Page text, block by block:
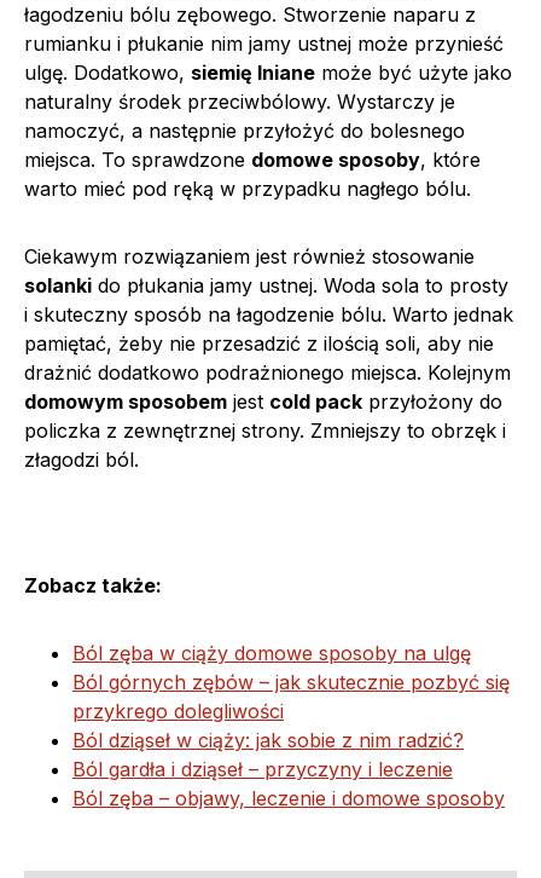
łagodzeniu bólu zębowego. Stworzenie naparu z
rumianku i płukanie nim jamy ustnej może przynieść
ulgę. Dodatkowo, siemię lniane może być użyte jako
naturalny środek przeciwbólowy. Wystarczy je
namoczyć, a następnie przyłożyć do bolesnego
miejsca. To sprawdzone domowe sposoby, które
warto mieć pod ręką w przypadku nagłego bólu.
Ciekawym rozwiązaniem jest również stosowanie
solanki do płukania jamy ustnej. Woda sola to prosty
i skuteczny sposób na łagodzenie bólu. Warto jednak
pamiętać, żeby nie przesadzić z ilością soli, aby nie
drażnić dodatkowo podrażnionego miejsca. Kolejnym
domowym sposobem jest cold pack przyłożony do
policzka z zewnętrznej strony. Zmniejszy to obrzęk i
złagodzi ból.
Zobacz także:
Ból zęba w ciąży domowe sposoby na ulgę
Ból górnych zębów – jak skutecznie pozbyć się
przykrego dolegliwości
Ból dziąseł w ciąży: jak sobie z nim radzić?
Ból gardła i dziąseł – przyczyny i leczenie
Ból zęba – objawy, leczenie i domowe sposoby